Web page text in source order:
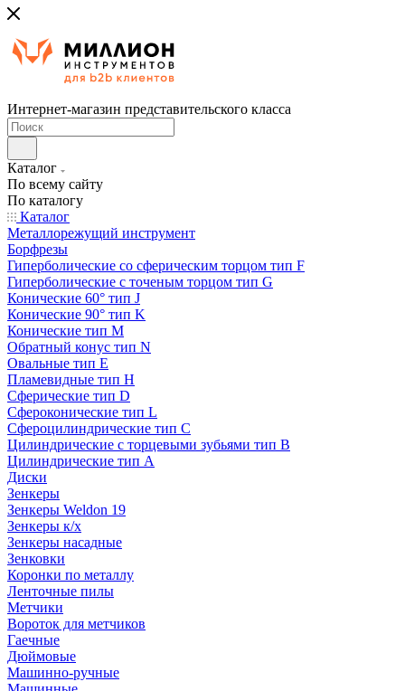
Интернет-магазин представительского класса
Каталог
По всему сайту
По каталогу
Каталог
Металлорежущий инструмент
Борфрезы
Гиперболические cо сферическим торцом тип F
Гиперболические с точеным торцом тип G
Конические 60° тип J
Конические 90° тип K
Конические тип M
Обратный конус тип N
Овальные тип E
Пламевидные тип H
Сферические тип D
Сфероконические тип L
Сфероцилиндрические тип C
Цилиндрические с торцевыми зубьями тип B
Цилиндрические тип А
Диски
Зенкеры
Зенкеры Weldon 19
Зенкеры к/х
Зенкеры насадные
Зенковки
Коронки по металлу
Ленточные пилы
Метчики
Вороток для метчиков
Гаечные
Дюймовые
Машинно-ручные